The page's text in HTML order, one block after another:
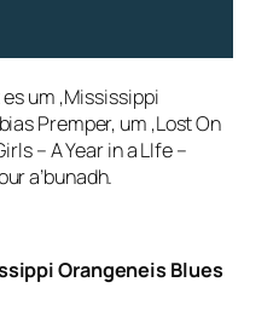
um ‚Mississippi
Premper, um ‚Lost On
– A Year in a LIfe –
a’bunadh.
Orangeneis Blues